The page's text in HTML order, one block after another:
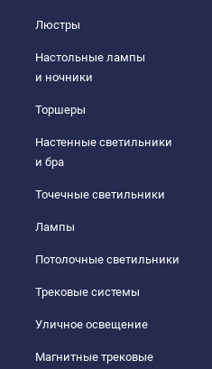
Люстры
Настольные лампы
и ночники
Торшеры
Настенные светильники
и бра
Точечные светильники
Лампы
Потолочные светильники
Трековые системы
Уличное освещение
Магнитные трековые